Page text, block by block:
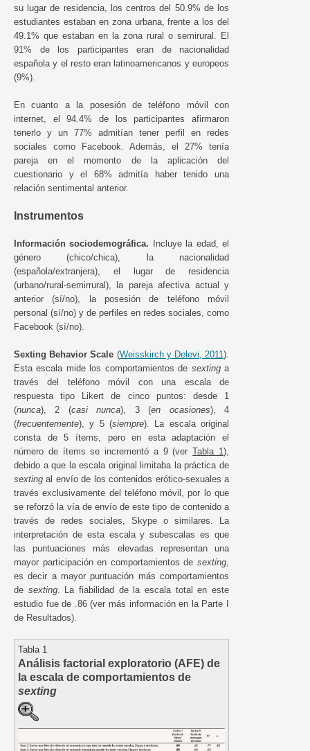
su lugar de residencia, los centros del 50.9% de los
estudiantes estaban en zona urbana, frente a los del
49.1% que estaban en la zona rural o semirural. El
91% de los participantes eran de nacionalidad
española y el resto eran latinoamericanos y europeos
(9%).
En cuanto a la posesión de teléfono móvil con
internet, el 94.4% de los participantes afirmaron
tenerlo y un 77% admitían tener perfil en redes
sociales como Facebook. Además, el 27% tenía
pareja en el momento de la aplicación del
cuestionario y el 68% admitía haber tenido una
relación sentimental anterior.
Instrumentos
Información sociodemográfica. Incluye la edad, el
género (chico/chica), la nacionalidad
(española/extranjera), el lugar de residencia
(urbano/rural-semirrural), la pareja afectiva actual y
anterior (sí/no), la posesión de teléfono móvil
personal (sí/no) y de perfiles en redes sociales, como
Facebook (sí/no).
Sexting Behavior Scale (Weisskirch y Delevi, 2011).
Esta escala mide los comportamientos de sextinga
través del teléfono móvil con una escala de
respuesta tipo Likert de cinco puntos: desde 1
(nunca), 2 (casi nunca), 3 (en ocasiones), 4
(frecuentemente), y 5 (siempre). La escala original
consta de 5 ítems, pero en esta adaptación el
número de ítems se incrementó a 9 (verTabla 1),
debido a que la escala original limitaba la práctica de
sexting al envío de los contenidos erótico-sexuales a
través exclusivamente del teléfono móvil, por lo que
se reforzó la vía de envío de este tipo de contenido a
través de redes sociales, Skype o similares. La
interpretación de esta escala y subescalas es que
las puntuaciones más elevadas representan una
mayor participación en comportamientos de sexting
es decir a mayor puntuación más comportamientos
de sexting. La fiabilidad de la escala total en este
estudio fue de .86 (ver más información en la Parte I
de Resultados).
Tabla 1
Análisis factorial exploratorio (AFE) de
la escala de comportamientos de
sexting